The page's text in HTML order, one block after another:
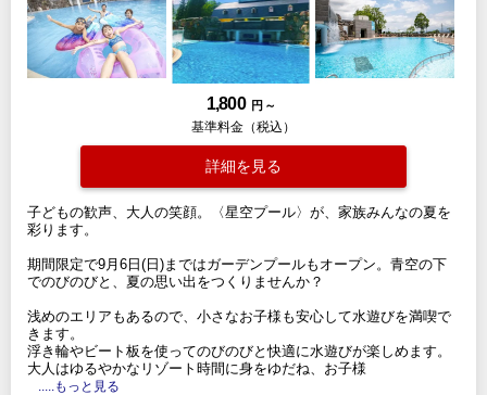
1,800 円 ～
基準料金（税込）
詳細を見る
子どもの歓声、大人の笑顔。〈星空プール〉が、家族みんなの夏を
彩ります。
期間限定で9月6日(日)まではガーデンプールもオープン。青空の下
でのびのびと、夏の思い出をつくりませんか？
浅めのエリアもあるので、小さなお子様も安心して水遊びを満喫で
きます。
浮き輪やビート板を使ってのびのびと快適に水遊びが楽しめます。
大人はゆるやかなリゾート時間に身をゆだね、お子様
.....もっと見る